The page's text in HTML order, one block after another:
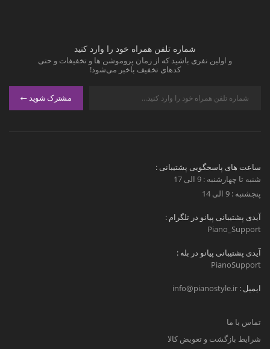
شماره تلفن همراه خود را وارد کنید
و اولین نفری باشید که از زمان پروموشن ها و تخفیفات و حتی
کدهای تخفیف باخبر می‌شود!
مشترک شوید
ساعت های پاسخگویی پشتیبانی :
شنبه تا چهارشنبه : 9 الی 17
پنجشنبه : 9 الی 14
آیدی پشتیبانی پیانو در تلگرام :
Piano_Support
آیدی پشتیبانی پیانو در بله :
PianoSupport
ایمیل : info@pianostyle.ir
تماس با ما
شرایط بازگشت و تعویض کالا